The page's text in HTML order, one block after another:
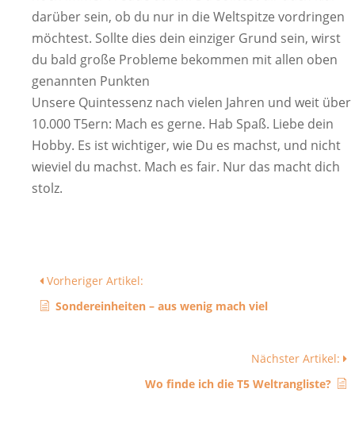
darüber sein, ob du nur in die Weltspitze vordringen
möchtest. Sollte dies dein einziger Grund sein, wirst
du bald große Probleme bekommen mit allen oben
genannten Punkten
Unsere Quintessenz nach vielen Jahren und weit über
10.000 T5ern: Mach es gerne. Hab Spaß. Liebe dein
Hobby. Es ist wichtiger, wie Du es machst, und nicht
wieviel du machst. Mach es fair. Nur das macht dich
stolz.
Vorheriger Artikel:
Sondereinheiten – aus wenig mach viel
Nächster Artikel:
Wo finde ich die T5 Weltrangliste?